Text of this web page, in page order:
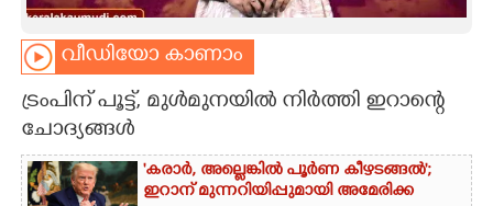
ASTRO
CARTOONS
LITERATURE
വീഡിയോ കാണാം
ട്രംപിന് പൂട്ട്, മുൾമുനയിൽ നിർത്തി ഇറാന്റെ
ചോദ്യങ്ങൾ
'കരാർ, അല്ലെങ്കിൽ പൂർണ കീഴടങ്ങൽ';
ഇറാന് മുന്നറിയിപ്പുമായി അമേരിക്ക